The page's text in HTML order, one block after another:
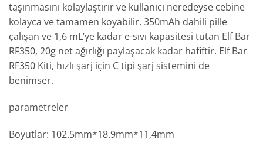
taşınmasını kolaylaştırır ve kullanıcı neredeyse cebine
kolayca ve tamamen koyabilir. 350mAh dahili pille
çalışan ve 1,6 mL’ye kadar e-sıvı kapasitesi tutan Elf Bar
RF350, 20g net ağırlığı paylaşacak kadar hafiftir. Elf Bar
RF350 Kiti, hızlı şarj için C tipi şarj sistemini de
benimser.
parametreler
Boyutlar: 102.5mm*18.9mm*11,4mm